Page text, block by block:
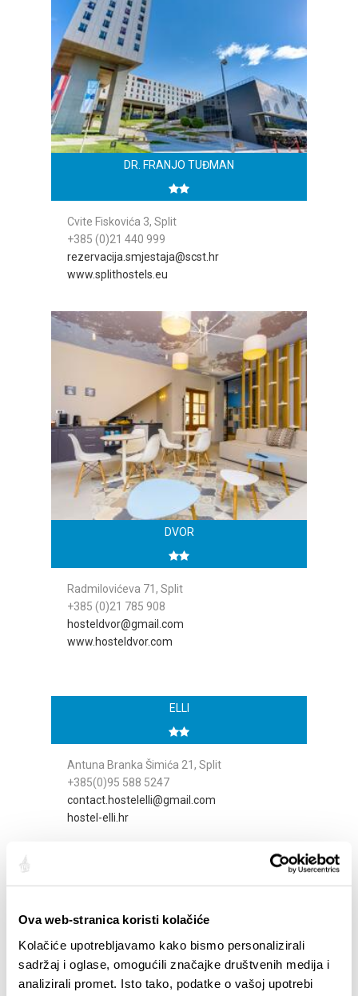
Ova web-stranica koristi kolačiće
Kolačiće upotrebljavamo kako bismo personalizirali
sadržaj i oglase, omogućili značajke društvenih medija i
analizirali promet. Isto tako, podatke o vašoj upotrebi
DR. FRANJO TUĐMAN
Cvite Fiskovića 3, Split
+385 (0)21 440 999
rezervacija.smjestaja@scst.hr
www.splithostels.eu
DVOR
Radmilovićeva 71, Split
+385 (0)21 785 908
hosteldvor@gmail.com
www.hosteldvor.com
ELLI
Antuna Branka Šimića 21, Split
+385(0)95 588 5247
contact.hostelelli@gmail.com
hostel-elli.hr